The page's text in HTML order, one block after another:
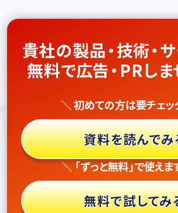
貴社の製品・技術・
無料で広告・PRしま
＼ 初めての方は要チェッ
資料を読んでみ
＼ 「ずっと無料」で使えま
無料で試してみ